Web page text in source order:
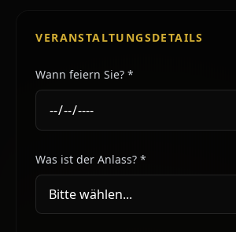
VERANSTALTUNGSDETAILS
Wann feiern Sie? *
Was ist der Anlass? *